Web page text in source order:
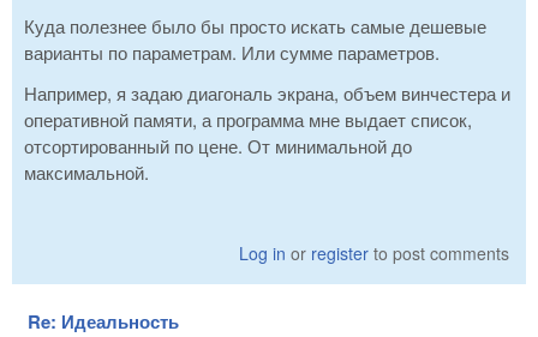
Куда полезнее было бы просто искать самые дешевые
варианты по параметрам. Или сумме параметров.
Например, я задаю диагональ экрана, объем винчестера и
оперативной памяти, а программа мне выдает список,
отсортированный по цене. От минимальной до
максимальной.
Log in or register to post comments
Re: Идеальность